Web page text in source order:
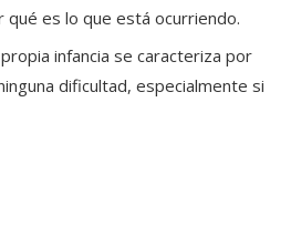
es lo que está ocurriendo.
infancia se caracteriza por
dificultad, especialmente si